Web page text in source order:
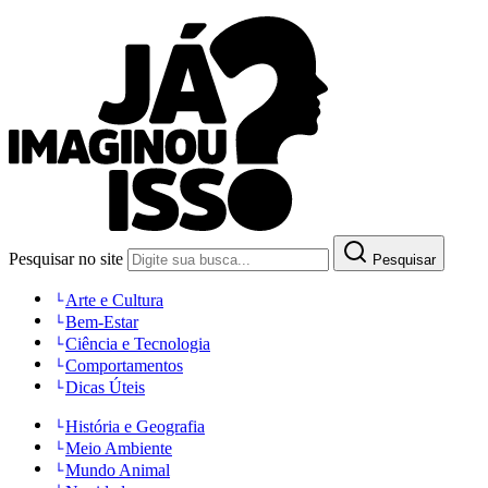
Pesquisar no site Pesquisar
Arte e Cultura
Bem-Estar
Ciência e Tecnologia
Comportamentos
Dicas Úteis
História e Geografia
Meio Ambiente
Mundo Animal